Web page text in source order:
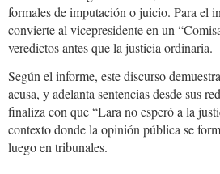
formales de imputación o juicio. Para el
convierte al vicepresidente en un
veredictos antes que la justicia ordinaria.
Según el informe, este discurso
acusa, y adelanta sentencias desde sus
finaliza con que “Lara no esperó a la
contexto donde la opinión pública se
luego en tribunales.